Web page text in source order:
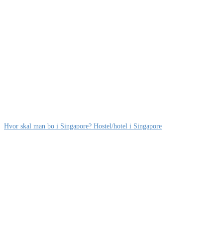
Hvor skal man bo i Singapore? Hostel/hotel i Singapore